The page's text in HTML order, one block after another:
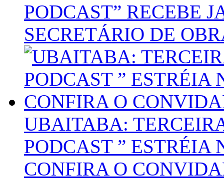
PODCAST” RECEBE
SECRETÁRIO DE
UBAITABA:
PODCAST ” ESTRÉIA
CONFIRA O